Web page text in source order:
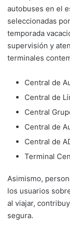
autobuses en el
seleccionadas
temporada
supervisión y
terminales
Central de
Central de
Central
Central de
Central de
Terminal
Asimismo,
los usuarios
al viajar,
segura.